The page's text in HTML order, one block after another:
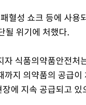
혈성 쇼크 등에 사
될 위기에 처했다.
자 식품의약품안전
까지 의약품의 공급
에 지속 공급되고